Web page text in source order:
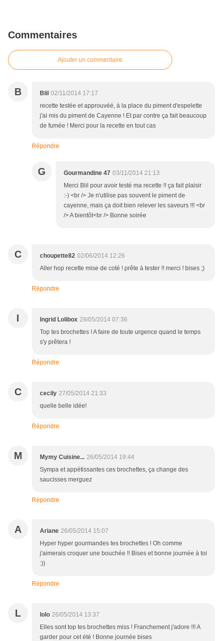
Commentaires
Ajouter un commentaire
B Blil 02/11/2014 17:17
recette testée et approuvéé, à la place du piment d'espelette
j'ai mis du piment de Cayenne ! Et par contre ça fait beaucoup
de fumée ! Merci pour la recette en tout cas
Répondre
G Gourmandine 47 03/11/2014 21:13
Merci Blil pour avoir testé ma recette !! ça fait plaisir
:-) <br /> Je n'utilise pas souvent le piment de
cayenne, mais ça doit bien relever les saveurs !!! <br
/> A bientôt<br /> Bonne soirée
C choupette82 02/06/2014 12:26
Aller hop recette mise de coté ! prête à tester !! merci ! bises ;)
Répondre
I Ingrid Lolibox 28/05/2014 07:36
Top tes brochettes ! A faire de toute urgence quand le temps
s'y prêtera !
Répondre
C cecily 27/05/2014 21:33
quelle belle idée!
Répondre
M Mymy Cuisine... 26/05/2014 19:44
Sympa et appétissantes ces brochettes, ça change des
saucisses merguez
Répondre
A Ariane 26/05/2014 15:07
Hyper hyper gourmandes tes brochettes ! Oh comme
j'aimerais croquer une bouchée !! Bises et bonne journée à toi
:))
Répondre
L lolo 26/05/2014 13:37
Elles sont top tes brochettes miss ! Franchement j'adore !!! A
garder pour cet été ! Bonne journée bises